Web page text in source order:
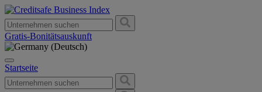
Gratis-Bonitätsauskunft
Startseite